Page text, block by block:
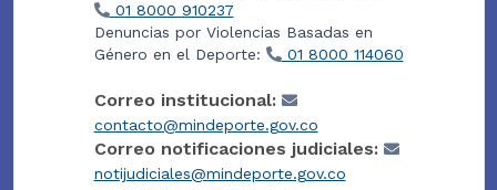
01 8000 910237
Denuncias por Violencias Basadas en
Género en el Deporte:
01 8000 114060
Correo institucional:
contacto@mindeporte.gov.co
Correo notificaciones judiciales:
notijudiciales@mindeporte.gov.co